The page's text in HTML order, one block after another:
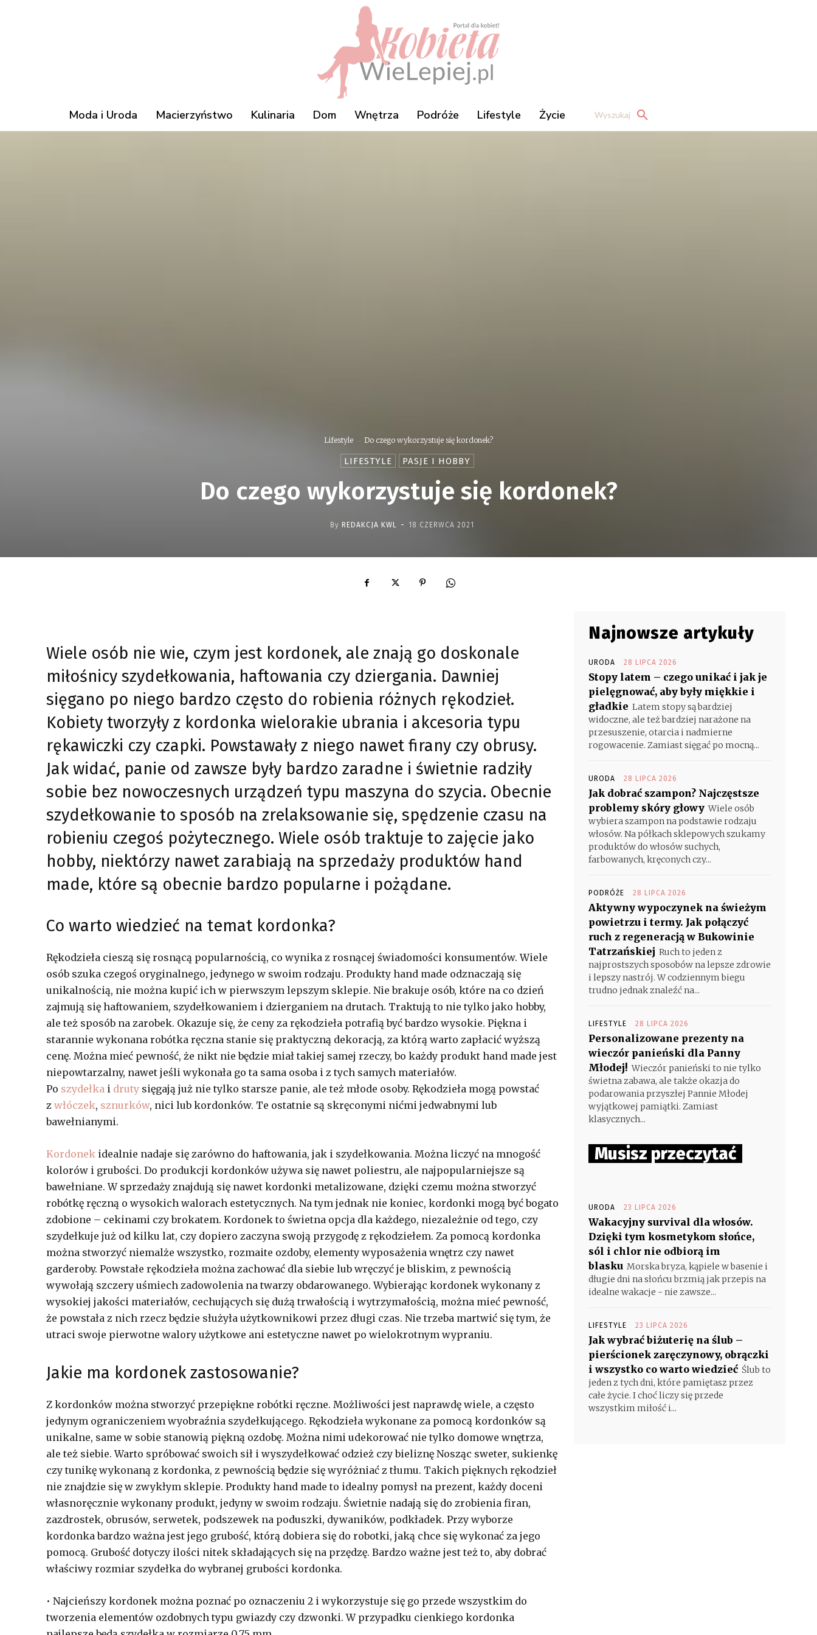
Moda i Uroda Macierzyństwo Kulinaria Dom Wnętrza Podróże Lifestyle Życie Wyszukaj
Lifestyle Do czego wykorzystuje się kordonek?
LIFESTYLE PASJE I HOBBY
Do czego wykorzystuje się kordonek?
By REDAKCJA KWL - 18 CZERWCA 2021
Wiele osób nie wie, czym jest kordonek, ale znają go doskonale
miłośnicy szydełkowania, haftowania czy dziergania. Dawniej
sięgano po niego bardzo często do robienia różnych rękodzieł.
Kobiety tworzyły z kordonka wielorakie ubrania i akcesoria typu
rękawiczki czy czapki. Powstawały z niego nawet firany czy obrusy.
Jak widać, panie od zawsze były bardzo zaradne i świetnie radziły
sobie bez nowoczesnych urządzeń typu maszyna do szycia. Obecnie
szydełkowanie to sposób na zrelaksowanie się, spędzenie czasu na
robieniu czegoś pożytecznego. Wiele osób traktuje to zajęcie jako
hobby, niektórzy nawet zarabiają na sprzedaży produktów hand
made, które są obecnie bardzo popularne i pożądane.
Co warto wiedzieć na temat kordonka?
Rękodzieła cieszą się rosnącą popularnością, co wynika z rosnącej świadomości konsumentów. Wiele
osób szuka czegoś oryginalnego, jedynego w swoim rodzaju. Produkty hand made odznaczają się
unikalnością, nie można kupić ich w pierwszym lepszym sklepie. Nie brakuje osób, które na co dzień
zajmują się haftowaniem, szydełkowaniem i dzierganiem na drutach. Traktują to nie tylko jako hobby,
ale też sposób na zarobek. Okazuje się, że ceny za rękodzieła potrafią być bardzo wysokie. Piękna i
starannie wykonana robótka ręczna stanie się praktyczną dekoracją, za którą warto zapłacić wyższą
cenę. Można mieć pewność, że nikt nie będzie miał takiej samej rzeczy, bo każdy produkt hand made jest
niepowtarzalny, nawet jeśli wykonała go ta sama osoba i z tych samych materiałów.
Po szydełka i druty sięgają już nie tylko starsze panie, ale też młode osoby. Rękodzieła mogą powstać
z włóczek, sznurków, nici lub kordonków. Te ostatnie są skręconymi nićmi jedwabnymi lub
bawełnianymi.
Kordonek idealnie nadaje się zarówno do haftowania, jak i szydełkowania. Można liczyć na mnogość
kolorów i grubości. Do produkcji kordonków używa się nawet poliestru, ale najpopularniejsze są
bawełniane. W sprzedaży znajdują się nawet kordonki metalizowane, dzięki czemu można stworzyć
robótkę ręczną o wysokich walorach estetycznych. Na tym jednak nie koniec, kordonki mogą być bogato
zdobione – cekinami czy brokatem. Kordonek to świetna opcja dla każdego, niezależnie od tego, czy
szydełkuje już od kilku lat, czy dopiero zaczyna swoją przygodę z rękodziełem. Za pomocą kordonka
można stworzyć niemalże wszystko, rozmaite ozdoby, elementy wyposażenia wnętrz czy nawet
garderoby. Powstałe rękodzieła można zachować dla siebie lub wręczyć je bliskim, z pewnością
wywołają szczery uśmiech zadowolenia na twarzy obdarowanego. Wybierając kordonek wykonany z
wysokiej jakości materiałów, cechujących się dużą trwałością i wytrzymałością, można mieć pewność,
że powstała z nich rzecz będzie służyła użytkownikowi przez długi czas. Nie trzeba martwić się tym, że
utraci swoje pierwotne walory użytkowe ani estetyczne nawet po wielokrotnym wypraniu.
Jakie ma kordonek zastosowanie?
Z kordonków można stworzyć przepiękne robótki ręczne. Możliwości jest naprawdę wiele, a często
jedynym ograniczeniem wyobraźnia szydełkującego. Rękodzieła wykonane za pomocą kordonków są
unikalne, same w sobie stanowią piękną ozdobę. Można nimi udekorować nie tylko domowe wnętrza,
ale też siebie. Warto spróbować swoich sił i wyszydełkować odzież czy bieliznę Nosząc sweter, sukienkę
czy tunikę wykonaną z kordonka, z pewnością będzie się wyróżniać z tłumu. Takich pięknych rękodzieł
nie znajdzie się w zwykłym sklepie. Produkty hand made to idealny pomysł na prezent, każdy doceni
własnoręcznie wykonany produkt, jedyny w swoim rodzaju. Świetnie nadają się do zrobienia firan,
zazdrostek, obrusów, serwetek, podszewek na poduszki, dywaników, podkładek. Przy wyborze
kordonka bardzo ważna jest jego grubość, którą dobiera się do robotki, jaką chce się wykonać za jego
pomocą. Grubość dotyczy ilości nitek składających się na przędzę. Bardzo ważne jest też to, aby dobrać
właściwy rozmiar szydełka do wybranej grubości kordonka.
• Najcieńszy kordonek można poznać po oznaczeniu 2 i wykorzystuje się go przede wszystkim do
tworzenia elementów ozdobnych typu gwiazdy czy dzwonki. W przypadku cienkiego kordonka
Najnowsze artykuły
URODA 28 LIPCA 2026
Stopy latem – czego unikać i jak je
pielęgnować, aby były miękkie i
gładkie Latem stopy są bardziej
widoczne, ale też bardziej narażone na
przesuszenie, otarcia i nadmierne
rogowacenie. Zamiast sięgać po mocną...
URODA 28 LIPCA 2026
Jak dobrać szampon? Najczęstsze
problemy skóry głowy Wiele osób
wybiera szampon na podstawie rodzaju
włosów. Na półkach sklepowych szukamy
produktów do włosów suchych,
farbowanych, kręconych czy...
PODRÓŻE 28 LIPCA 2026
Aktywny wypoczynek na świeżym
powietrzu i termy. Jak połączyć
ruch z regeneracją w Bukowinie
Tatrzańskiej Ruch to jeden z
najprostszych sposobów na lepsze zdrowie
i lepszy nastrój. W codziennym biegu
trudno jednak znaleźć na...
LIFESTYLE 28 LIPCA 2026
Personalizowane prezenty na
wieczór panieński dla Panny
Młodej! Wieczór panieński to nie tylko
świetna zabawa, ale także okazja do
podarowania przyszłej Pannie Młodej
wyjątkowej pamiątki. Zamiast
klasycznych...
Musisz przeczytać
URODA 23 LIPCA 2026
Wakacyjny survival dla włosów.
Dzięki tym kosmetykom słońce,
sól i chlor nie odbiorą im
blasku Morska bryza, kąpiele w basenie i
długie dni na słońcu brzmią jak przepis na
idealne wakacje - nie zawsze...
LIFESTYLE 23 LIPCA 2026
Jak wybrać biżuterię na ślub –
pierścionek zaręczynowy, obrączki
i wszystko co warto wiedzieć Ślub to
jeden z tych dni, które pamiętasz przez
całe życie. I choć liczy się przede
wszystkim miłość i...